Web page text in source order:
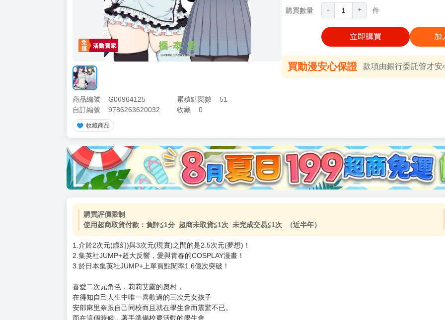
商品編號 G06964125 累積點閱數
51
自訂編號
9786263620032 收藏 0
收藏商品
購買數量 - + 件
立即購買 加
買動漫安心保證 款項由銀行委託管才安
加價購 ( 共
(加購品) 買動漫★《$15元-加固紙箱包裝》
-
+
購買評價限制